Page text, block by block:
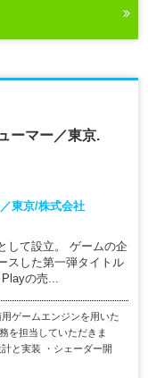
ーマー／東京.
東京/株式会社
して設立。 ゲームの企
スした第一弾タイトル
の売...
ゲームエンジンを用いた
を担当していただきま
と実装 ・シェーダー開